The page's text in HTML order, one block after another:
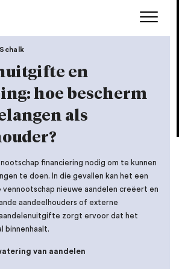
en
hoe bescherm
als
financiering nodig om te kunnen
te doen. In die gevallen kan het een
vennootschap nieuwe aandelen creëert en
aandeelhouders of externe
aandelenuitgifte zorgt ervoor dat het
binnenhaalt.
van aandelen